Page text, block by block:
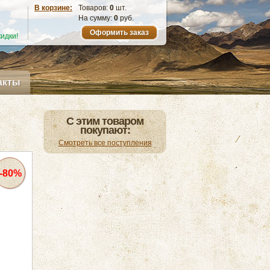
В корзине: Товаров: 0 шт.
На сумму: 0 руб.
Оформить заказ
80%
С этим товаром
покупают:
Смотреть все поступления